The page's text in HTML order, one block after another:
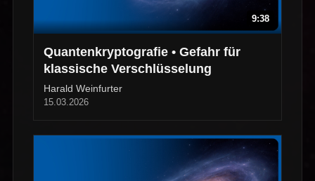
9:38
Quantenkryptografie • Gefahr für
klassische Verschlüsselung
Harald Weinfurter
15.03.2026